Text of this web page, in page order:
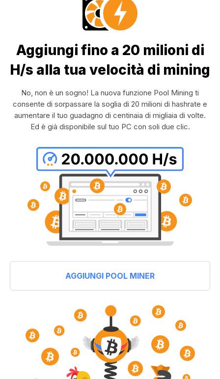
Aggiungi fino a 20 milioni di
H/s alla tua velocità di mining
No, non è un sogno! La nuova funzione Pool Mining ti
consente di sorpassare la soglia di 20 milioni di hashrate e
aumentare il tuo guadagno di centinaia di migliaia di volte.
Ed è già disponibile sul tuo PC con soli due clic.
AGGIUNGI POOL MINER